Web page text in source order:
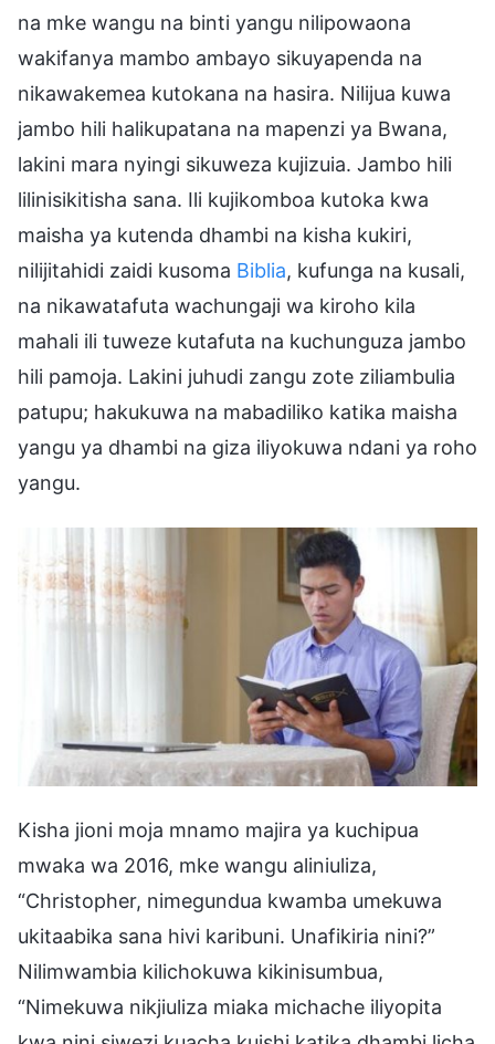
na mke wangu na binti yangu nilipowaona
wakifanya mambo ambayo sikuyapenda na
nikawakemea kutokana na hasira. Nilijua kuwa
jambo hili halikupatana na mapenzi ya Bwana,
lakini mara nyingi sikuweza kujizuia. Jambo hili
lilinisikitisha sana. Ili kujikomboa kutoka kwa
maisha ya kutenda dhambi na kisha kukiri,
nilijitahidi zaidi kusoma Biblia, kufunga na kusali,
na nikawatafuta wachungaji wa kiroho kila
mahali ili tuweze kutafuta na kuchunguza jambo
hili pamoja. Lakini juhudi zangu zote ziliambulia
patupu; hakukuwa na mabadiliko katika maisha
yangu ya dhambi na giza iliyokuwa ndani ya roho
yangu.
Kisha jioni moja mnamo majira ya kuchipua
mwaka wa 2016, mke wangu aliniuliza,
“Christopher, nimegundua kwamba umekuwa
ukitaabika sana hivi karibuni. Unafikiria nini?”
Nilimwambia kilichokuwa kikinisumbua,
“Nimekuwa nikjiuliza miaka michache iliyopita